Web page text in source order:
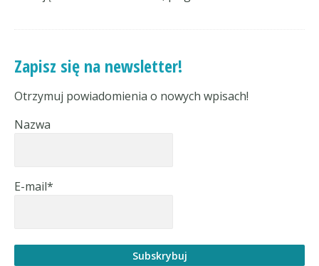
Zapisz się na newsletter!
Otrzymuj powiadomienia o nowych wpisach!
Nazwa
E-mail*